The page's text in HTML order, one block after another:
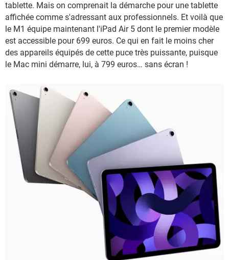
tablette. Mais on comprenait la démarche pour une tablette
affichée comme s'adressant aux professionnels. Et voilà que
le M1 équipe maintenant l'iPad Air 5 dont le premier modèle
est accessible pour 699 euros. Ce qui en fait le moins cher
des appareils équipés de cette puce très puissante, puisque
le Mac mini démarre, lui, à 799 euros… sans écran !